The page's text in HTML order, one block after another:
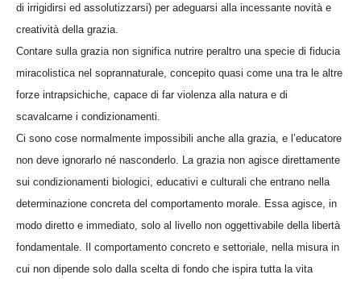
di irrigidirsi ed assolutizzarsi) per adeguarsi alla incessante novità e
creatività della grazia.
Contare sulla grazia non significa nutrire peraltro una specie di fiducia
miracolistica nel soprannaturale, concepito quasi come una tra le altre
forze intrapsichiche, capace di far violenza alla natura e di
scavalcarne i condizionamenti.
Ci sono cose normalmente impossibili anche alla grazia, e l’educatore
non deve ignorarlo né nasconderlo. La grazia non agisce direttamente
sui condizionamenti biologici, educativi e culturali che entrano nella
determinazione concreta del comportamento morale. Essa agisce, in
modo diretto e immediato, solo al livello non oggettivabile della libertà
fondamentale. Il comportamento concreto e settoriale, nella misura in
cui non dipende solo dalla scelta di fondo che ispira tutta la vita